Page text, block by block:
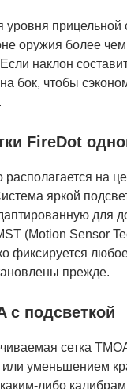
оружия более чем
наклон
бок, чтобы
FireDot
располагается на
яркой
для
(Motion Sensor
фиксируется
прежде.
с подсветкой
сетка
уменьшением
либо